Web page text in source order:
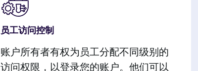
员工访问控制
账户所有者有权为员工分配不同级别的
访问权限，以登录您的账户。他们可以